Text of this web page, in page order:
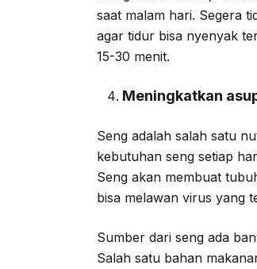
saat malam hari. Segera
agar tidur bisa nyenyak
15-30 menit.
Meningkatkan
Seng adalah salah satu
kebutuhan seng setiap
Seng akan membuat
bisa melawan virus yang
Sumber dari seng ada
Salah satu bahan